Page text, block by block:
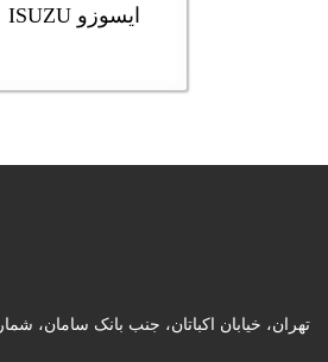
ایسوزو ISUZU
تهران، خیابان اکباتان، جنب بانک سامان، شماره 95